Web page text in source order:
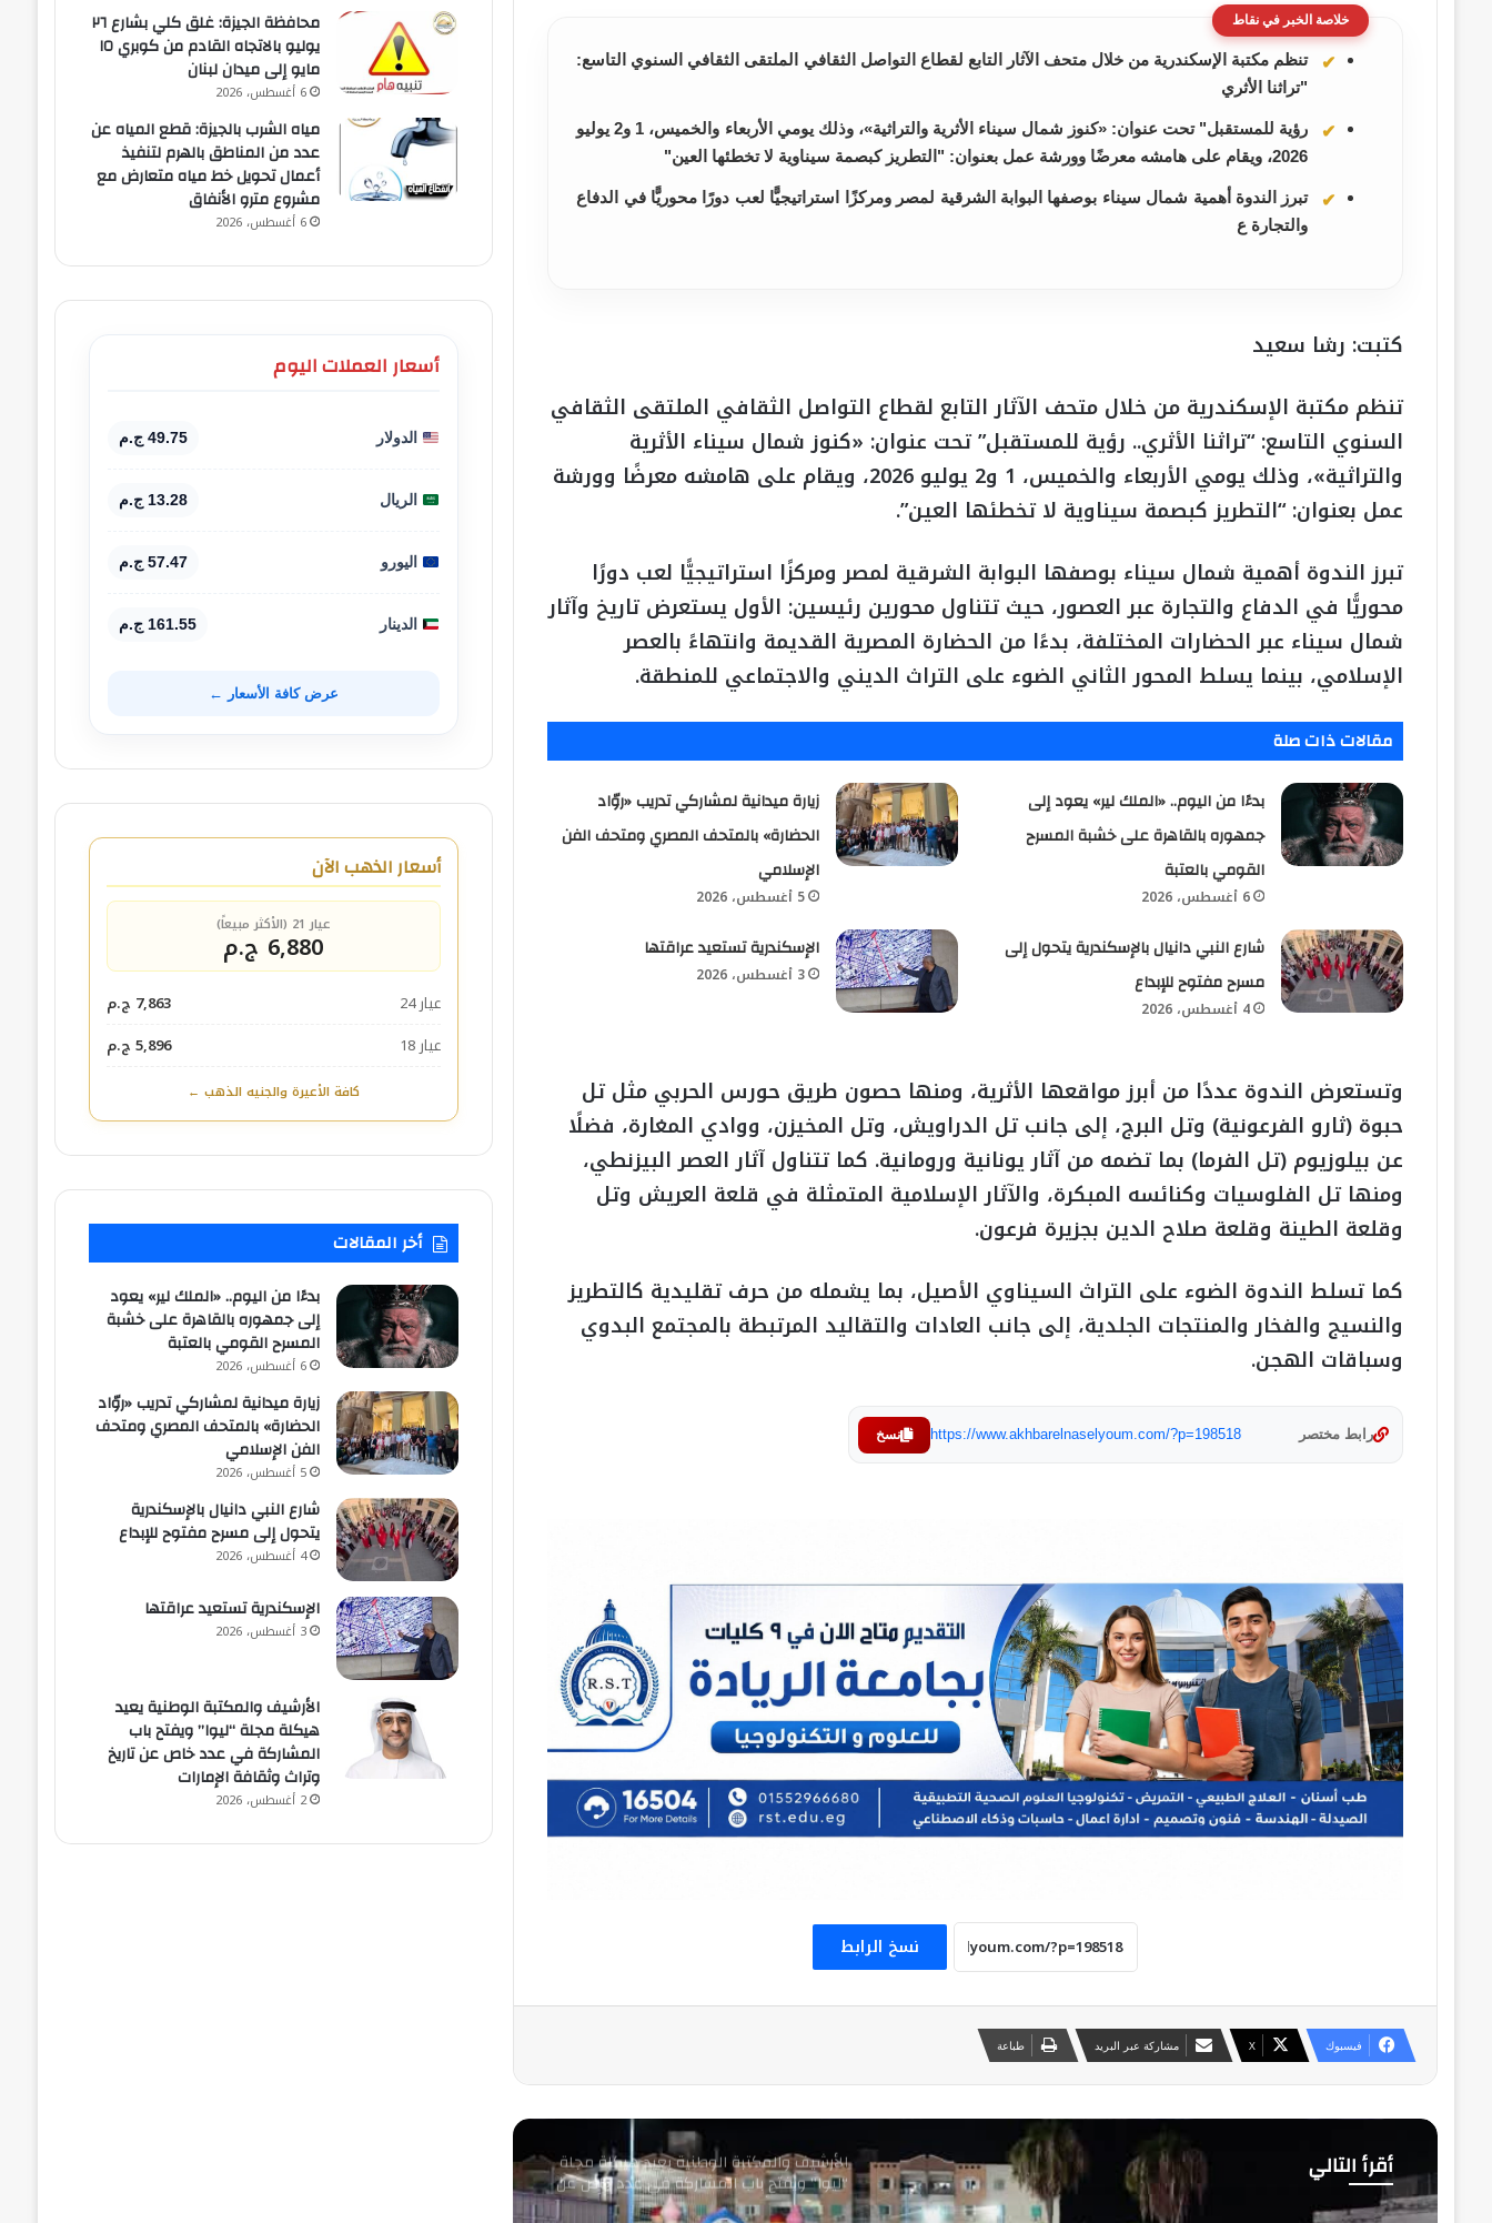
خلاصة الخبر في نقاط
تنظم مكتبة الإسكندرية من خلال متحف الآثار التابع لقطاع التواصل الثقافي الملتقى الثقافي السنوي التاسع:
"تراثنا الأثري
رؤية للمستقبل" تحت عنوان: «كنوز شمال سيناء الأثرية والتراثية»، وذلك يومي الأربعاء والخميس، 1 و2 يوليو
2026، ويقام على هامشه معرضًا وورشة عمل بعنوان: "التطريز كبصمة سيناوية لا تخطئها العين"
تبرز الندوة أهمية شمال سيناء بوصفها البوابة الشرقية لمصر ومركزًا استراتيجيًّا لعب دورًا محوريًّا في الدفاع
والتجارة ع
كتبت: رشا سعيد
تنظم مكتبة الإسكندرية من خلال متحف الآثار التابع لقطاع التواصل الثقافي الملتقى الثقافي
السنوي التاسع: “تراثنا الأثري.. رؤية للمستقبل” تحت عنوان: «كنوز شمال سيناء الأثرية
والتراثية»، وذلك يومي الأربعاء والخميس، 1 و2 يوليو 2026، ويقام على هامشه معرضًا وورشة
عمل بعنوان: “التطريز كبصمة سيناوية لا تخطئها العين”.
تبرز الندوة أهمية شمال سيناء بوصفها البوابة الشرقية لمصر ومركزًا استراتيجيًّا لعب دورًا
محوريًّا في الدفاع والتجارة عبر العصور، حيث تتناول محورين رئيسين: الأول يستعرض تاريخ وآثار
شمال سيناء عبر الحضارات المختلفة، بدءًا من الحضارة المصرية القديمة وانتهاءً بالعصر
الإسلامي، بينما يسلط المحور الثاني الضوء على التراث الديني والاجتماعي للمنطقة.
مقالات ذات صلة
بدءًا من اليوم.. «الملك لير» يعود إلى
جمهوره بالقاهرة على خشبة المسرح
القومي بالعتبة
6 أغسطس، 2026
زيارة ميدانية لمشاركي تدريب «روّاد
الحضارة» بالمتحف المصري ومتحف الفن
الإسلامي
5 أغسطس، 2026
شارع النبي دانيال بالإسكندرية يتحول إلى
مسرح مفتوح للإبداع
4 أغسطس، 2026
الإسكندرية تستعيد عراقتها
3 أغسطس، 2026
وتستعرض الندوة عددًا من أبرز مواقعها الأثرية، ومنها حصون طريق حورس الحربي مثل تل
حبوة (ثارو الفرعونية) وتل البرج، إلى جانب تل الدراويش، وتل المخيزن، ووادي المغارة، فضلًا
عن بيلوزيوم (تل الفرما) بما تضمه من آثار يونانية ورومانية. كما تتناول آثار العصر البيزنطي،
ومنها تل الفلوسيات وكنائسه المبكرة، والآثار الإسلامية المتمثلة في قلعة العريش وتل
وقلعة الطينة وقلعة صلاح الدين بجزيرة فرعون.
كما تسلط الندوة الضوء على التراث السيناوي الأصيل، بما يشمله من حرف تقليدية كالتطريز
والنسيج والفخار والمنتجات الجلدية، إلى جانب العادات والتقاليد المرتبطة بالمجتمع البدوي
وسباقات الهجن.
رابط مختصر https://www.akhbarelnaselyoum.com/?p=198518 نسخ
نسخ الرابط
فيسبوك ‫X مشاركة عبر البريد طباعة
أقرأ التالي
الأرشيف والمكتبة الوطنية ينظم محاضرة حول
دور التغذية في الوقاية من السمنة وإدارتها
إفتتاح «متحف الري» بالعاصمة الجديدة الثلاثاء
المقبل
برعاية الكابتن حسين لبيب.. نادي الزمالك يطرح
الثقافي
مكتبة الإسكندرية بمهرجان الصيف الدولي
الأرشيف والمكتبة الوطنية يعيد هيكلة مجلة
“ليوا” ويفتح باب المشاركة في عدد خاص عن
تاريخ وتراث وثقافة الإمارات
محافظة الجيزة: غلق كلي بشارع ٢٦
يوليو بالاتجاه القادم من كوبري ١٥
مايو إلى ميدان لبنان
6 أغسطس، 2026
مياه الشرب بالجيزة: قطع المياه عن
عدد من المناطق بالهرم لتنفيذ
أعمال تحويل خط مياه متعارض مع
مشروع مترو الأنفاق
6 أغسطس، 2026
أسعار العملات اليوم
الدولار 49.75 ج.م
الريال 13.28 ج.م
اليورو 57.47 ج.م
الدينار 161.55 ج.م
عرض كافة الأسعار ←
أسعار الذهب الآن
عيار 21 (الأكثر مبيعاً)
6,880 ج.م
عيار 24
7,863 ج.م
عيار 18
5,896 ج.م
كافة الأعيرة والجنيه الذهب ←
أخر المقالات
بدءًا من اليوم.. «الملك لير» يعود
إلى جمهوره بالقاهرة على خشبة
المسرح القومي بالعتبة
6 أغسطس، 2026
زيارة ميدانية لمشاركي تدريب «روّاد
الحضارة» بالمتحف المصري ومتحف
الفن الإسلامي
5 أغسطس، 2026
شارع النبي دانيال بالإسكندرية
يتحول إلى مسرح مفتوح للإبداع
4 أغسطس، 2026
الإسكندرية تستعيد عراقتها
3 أغسطس، 2026
الأرشيف والمكتبة الوطنية يعيد
هيكلة مجلة “ليوا” ويفتح باب
المشاركة في عدد خاص عن تاريخ
وتراث وثقافة الإمارات
2 أغسطس، 2026